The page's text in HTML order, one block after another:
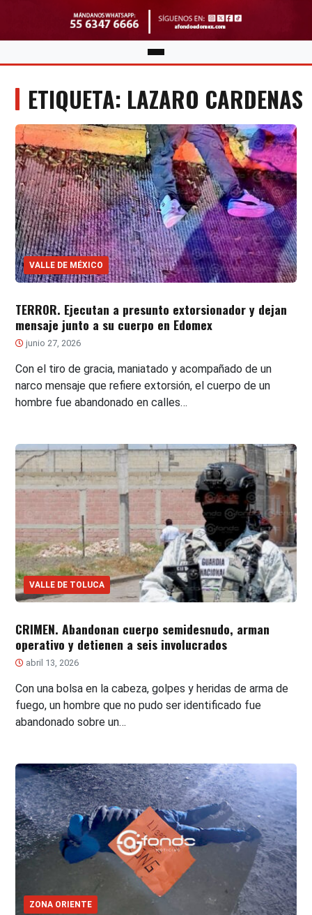
ETIQUETA: LAZARO CARDENAS
VALLE DE MÉXICO
TERROR. Ejecutan a presunto extorsionador y dejan
mensaje junto a su cuerpo en Edomex
junio 27, 2026
Con el tiro de gracia, maniatado y acompañado de un
narco mensaje que refiere extorsión, el cuerpo de un
hombre fue abandonado en calles…
VALLE DE TOLUCA
CRIMEN. Abandonan cuerpo semidesnudo, arman
operativo y detienen a seis involucrados
abril 13, 2026
Con una bolsa en la cabeza, golpes y heridas de arma de
fuego, un hombre que no pudo ser identificado fue
abandonado sobre un…
ZONA ORIENTE